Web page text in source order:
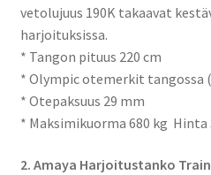
vetolujuus 190K takaavat
harjoituksissa.
* Tangon pituus 220 cm
* Olympic otemerkit tangossa
* Otepaksuus 29 mm
* Maksimikuorma 680 kg Hinta
2. Amaya Harjoitustanko